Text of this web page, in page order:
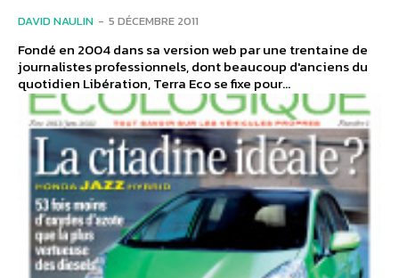
DAVID NAULIN - 5 DÉCEMBRE 2011
Fondé en 2004 dans sa version web par une trentaine de
journalistes professionnels, dont beaucoup d'anciens du
quotidien Libération, Terra Eco se fixe pour...